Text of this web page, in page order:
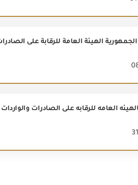
العامه للرقابه على الصادرات والواردات